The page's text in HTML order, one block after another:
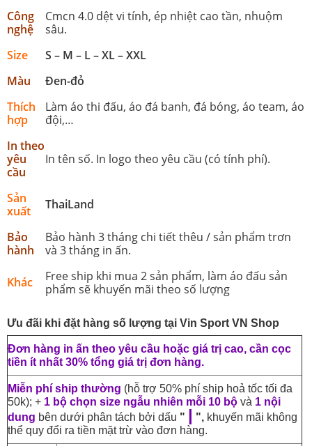
Công
nghệ
Cmcn 4.0 dệt vi tính, ép nhiệt cao tần, nhuộm
sâu.
Size
S – M – L – XL – XXL
Màu
Đen-đỏ
Thích
hợp
Làm áo thi đấu, áo đá banh, đá bóng, áo team, áo
đội,…
In theo
yêu
cầu
In tên số. In logo theo yêu cầu (có tính phí).
Sản
xuất
ThaiLand
Bảo
hành
Bảo hành 3 tháng chi tiết thêu / sản phẩm trơn
và 3 tháng in ấn.
Khác
Free ship khi mua 2 sản phẩm, làm áo đấu sản
phẩm sẽ khuyến mãi theo số lượng
Ưu đãi khi đặt hàng số lượng tại Vin Sport VN Shop
Đơn hàng in ấn theo yêu cầu hoặc giá trị cao, cần cọc
tiền ít nhất 30% tổng giá trị đơn hàng.
Miễn phí ship thường (hỗ trợ 50% phí ship hoả tốc tối đa
50k); + 1 bộ chọn size ngẫu nhiên mỗi 10 bộ và 1 nội
dung bên dưới phân tách bởi dấu " | ", khuyến mãi không
thể quy đổi ra tiền mặt trừ vào đơn hàng.